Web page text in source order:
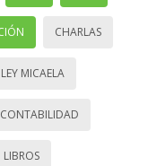
CHARLAS
LEY MICAELA
CONTABILIDAD
LIBROS